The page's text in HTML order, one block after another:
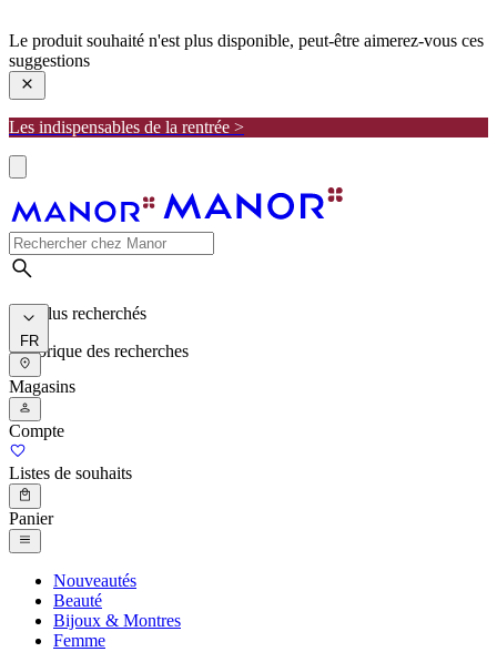
Le produit souhaité n'est plus disponible, peut-être aimerez-vous ces
suggestions
Les indispensables de la rentrée >
Les plus recherchés
Historique des recherches
FR
Magasins
Compte
Listes de souhaits
Panier
Nouveautés
Beauté
Bijoux & Montres
Femme